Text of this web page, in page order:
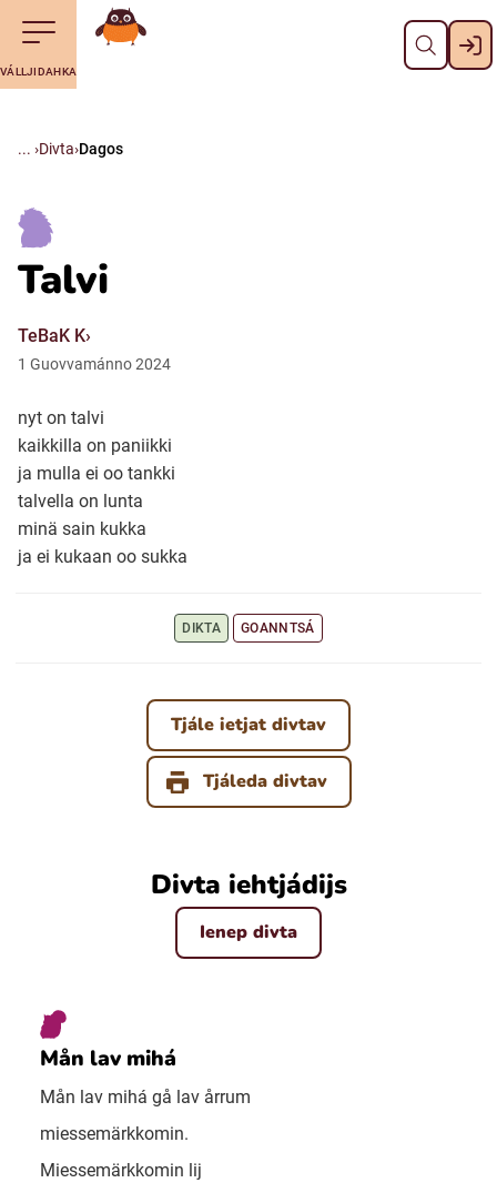
Till navigering av sidans innehåll
Till övergripande innehåll för webbplatsen Dahpa
Suomi (Finska)
Julevsámegiella (Lulesamiska)
Davvisámegiella (Nordsamiska)
Ubmejesámiengiälla (Umesamiska)
Kaale (Romska)
Resanderomani (Romska)
Lovari (Romska)
VÁLLJIDAHKA
Maná álggobälláj
Divta Dagos
Talvi
TeBaK K
1 Guovvamánno2024
nyt on talvi
kaikkilla on paniikki
ja mulla ei oo tankki
talvella on lunta
minä sain kukka
ja ei kukaan oo sukka
DIKTA GOANNTSÁ
Tjále ietjat divtav
Tjáleda divtav
Divta iehtjádijs
Ienep divta
Mån lav mihá
Mån lav mihá gå lav årrum
miessemärkkomin.
Miessemärkkomin lij